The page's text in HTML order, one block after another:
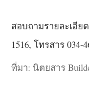
สอบถามรายละเอียด
1516, โทรสาร 034-
ที่มา: นิตยสาร